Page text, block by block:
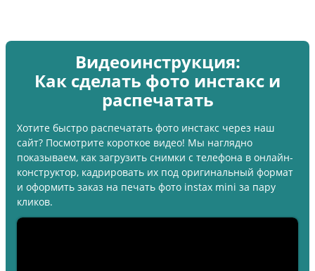
Видеоинструкция:
Как сделать фото инстакс и
распечатать
Хотите быстро распечатать фото инстакс через наш
сайт? Посмотрите короткое видео! Мы наглядно
показываем, как загрузить снимки с телефона в онлайн-
конструктор, кадрировать их под оригинальный формат
и оформить заказ на печать фото instax mini за пару
кликов.